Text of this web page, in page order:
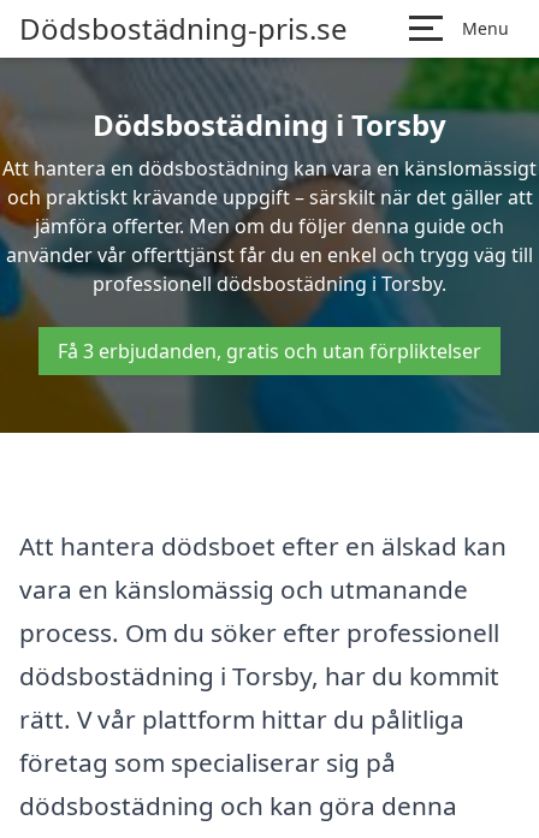
Dödsbostädning-pris.se Menu
Dödsbostädning i Torsby
Att hantera en dödsbostädning kan vara en känslomässigt
och praktiskt krävande uppgift – särskilt när det gäller att
jämföra offerter. Men om du följer denna guide och
använder vår offerttjänst får du en enkel och trygg väg till
professionell dödsbostädning i Torsby.
Få 3 erbjudanden, gratis och utan förpliktelser
Att hantera dödsboet efter en älskad kan
vara en känslomässig och utmanande
process. Om du söker efter professionell
dödsbostädning i Torsby, har du kommit
rätt. V vår plattform hittar du pålitliga
företag som specialiserar sig på
dödsbostädning och kan göra denna